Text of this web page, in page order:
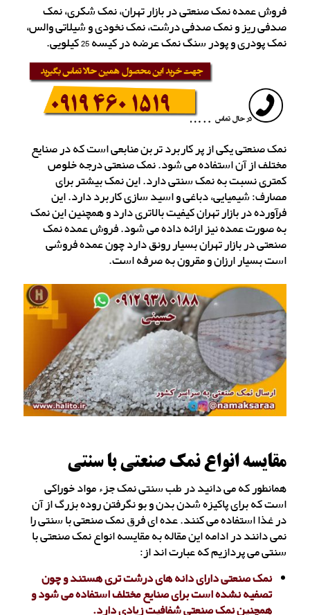
فروش عمده نمک صنعتی در بازار تهران، نمک شکری، نمک
صدفی ریز و نمک صدفی درشت، نمک نخودی و شیلاتی والس،
نمک پودری و پودر سنگ نمک عرضه در کیسه 25 کیلویی.
نمک صنعتی یکی از پر کاربرد تربن منابعی است که در صنایع
مختلف از آن استفاده می شود. نمک صنعتی درجه خلوص
کمتری نسبت به نمک سنتی دارد. این نمک بیشتر برای
مصارف: شیمیایی، دباغی و اسید سازی کاربرد دارد. این
فرآورده در بازار تهران کیفیت بالاتری دارد و همچنین این نمک
به صورت عمده نیز ارائه داده می شود. فروش عمده نمک
صنعتی در بازار تهران بسیار رونق دارد چون عمده فروشی
است بسیار ارزان و مقرون به صرفه است.
مقایسه انواع نمک صنعتی با سنتی
همانطور که می دانید در طب سنتی نمک جزء مواد خوراکی
است که برای پاکیزه شدن بدن و بو نگرفتن روده بزرگ از آن
در غذا استفاده می کنند. عده ای فرق نمک صنعتی با سنتی را
نمی دانند در ادامه این مقاله به مقایسه انواع نمک صنعتی با
سنتی می پردازیم که عبارت اند از:
نمک صنعتی دارای دانه های درشت تری هستند و چون
تصفیه نشده است برای صنایع مختلف استفاده می شود و
همچنین نمک صنعتی شفافیت زیادی دارد.